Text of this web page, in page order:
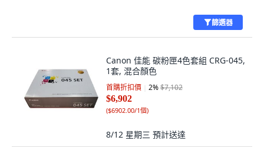
篩選器
Canon 佳能 碳粉匣4色套組 CRG-045,
1套, 混合顏色
首購折扣價 2%$7,102
$6,902
($6902.00/1個)
8/12 星期三 預計送達